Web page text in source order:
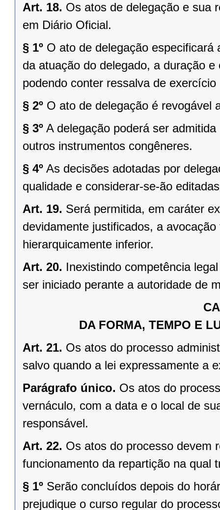
Art. 18. Os atos de delegação e sua
em Diário Oficial.
§ 1º O ato de delegação
da atuação do delegado, a duração
podendo conter ressalva de
§ 2º O ato de delegação é revogável
§ 3º A delegação poderá ser
outros instrumentos congêneres.
§ 4º As decisões adotadas por
qualidade e considerar-se-ão
Art. 19. Será permitida, em caráter
devidamente justificados, a
hierarquicamente inferior.
Art. 20. Inexistindo competência
ser iniciado perante a autoridade de
DA FORMA, TEMPO E
Art. 21. Os atos do processo
salvo quando a lei expressamente a
Parágrafo único. Os atos do
vernáculo, com a data e o local de
responsável.
Art. 22. Os atos do processo devem
funcionamento da repartição na qual
§ 1º Serão concluídos depois do
prejudique o curso regular do